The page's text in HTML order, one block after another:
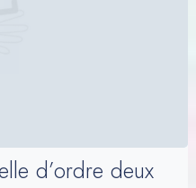
d’ordre deux